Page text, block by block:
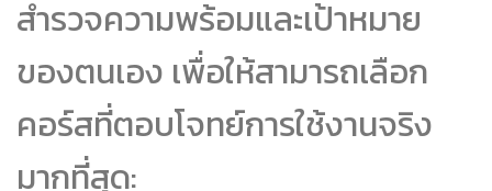
สำรวจความพร้อมและเป้าหมาย
ของตนเอง เพื่อให้สามารถเลือก
คอร์สที่ตอบโจทย์การใช้งานจริง
มากที่สุด: